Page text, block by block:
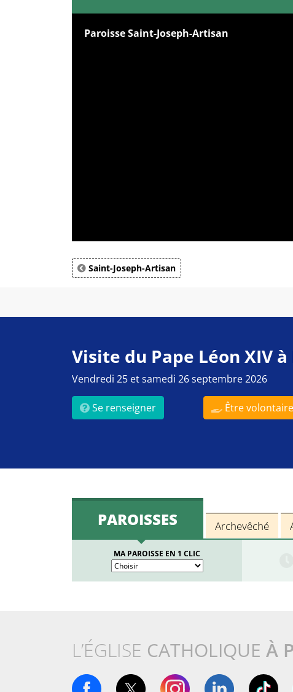
Paroisse Saint-Joseph-Artisan
Saint-Joseph-Artisan
Visite du Pape Léon XIV à
Vendredi 25 et samedi 26 septembre 2026
Se renseigner Être volontaire
PAROISSES Archevêché
MA PAROISSE EN 1 CLIC
L’ÉGLISE CATHOLIQUE À